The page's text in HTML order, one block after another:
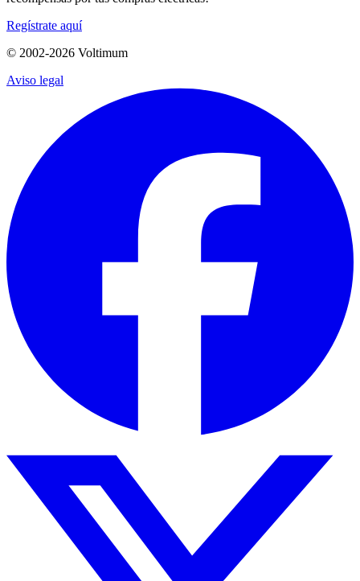
Regístrate aquí
© 2002-2026 Voltimum
Aviso legal